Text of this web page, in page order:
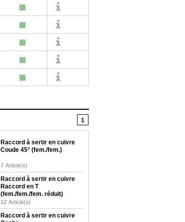
1
Raccord à sertir en cuivre
Coude 45° (fem./fem.)
7 Article(s)
Raccord à sertir en cuivre
Raccord en T
(fem./fem./fem. réduit)
12 Article(s)
Raccord à sertir en cuivre